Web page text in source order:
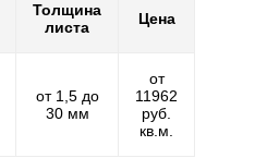
Толщина
листа
Цена
от 1,5 до
30 мм
от
11962
руб.
кв.м.